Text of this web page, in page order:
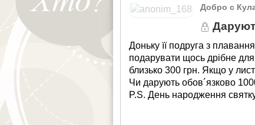
Добро с
Доньку її подруга з
подарувати щось дрібне для
близько 300 грн. Якщо у
Чи дарують обов´язково
P.S. День народження